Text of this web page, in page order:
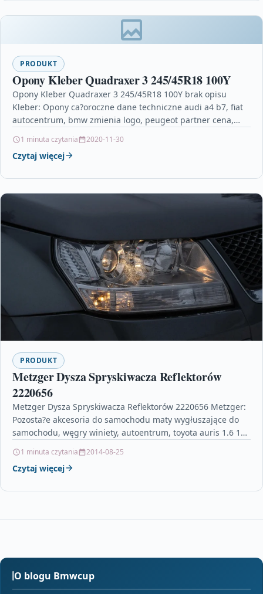
PRODUKT
Opony Kleber Quadraxer 3 245/45R18 100Y
Opony Kleber Quadraxer 3 245/45R18 100Y brak opisu
Kleber: Opony ca?oroczne dane techniczne audi a4 b7, fiat
autocentrum, bmw zmienia logo, peugeot partner cena,…
1 minuta czytania 2020-11-30
Czytaj więcej
PRODUKT
Metzger Dysza Spryskiwacza Reflektorów
2220656
Metzger Dysza Spryskiwacza Reflektorów 2220656 Metzger:
Pozosta?e akcesoria do samochodu maty wygłuszające do
samochodu, węgry winiety, autoentrum, toyota auris 1.6 132
1 minuta czytania 2014-08-25
Czytaj więcej
O blogu Bmwcup